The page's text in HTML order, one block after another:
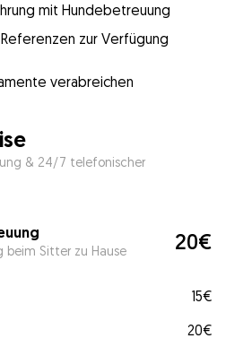
mit Hundebetreuung
zur Verfügung
verabreichen
& 24/7 telefonischer
beim Sitter zu Hause 20€
15€
20€